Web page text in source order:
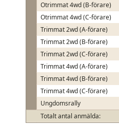
Totalt antal anmälda:
Otrimmat 4wd (B-förare)
Otrimmat 4wd (C-förare)
Trimmat 2wd (A-förare)
Trimmat 2wd (B-förare)
Trimmat 2wd (C-förare)
Trimmat 4wd (A-förare)
Trimmat 4wd (B-förare)
Trimmat 4wd (C-förare)
Ungdomsrally